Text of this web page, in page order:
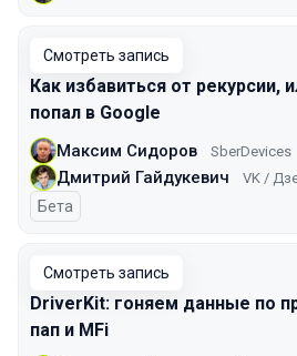
Смотреть запись
Как избавиться от рекурсии,
попал в Google
Максим Сидоров SberDevices
Дмитрий Гайдукевич VK /
Бета
Смотреть запись
DriverKit: гоняем данные по
пап и MFi